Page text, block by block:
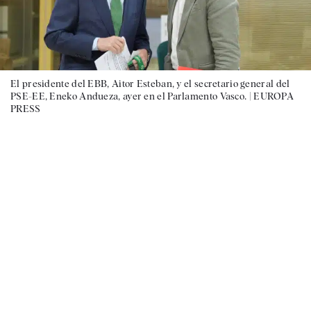
El presidente del EBB, Aitor Esteban, y el secretario general del
PSE-EE, Eneko Andueza, ayer en el Parlamento Vasco. |EUROPA
PRESS